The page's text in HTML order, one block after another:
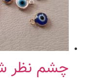
چشم نظر